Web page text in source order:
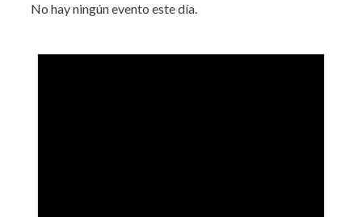
No hay ningún evento este día.